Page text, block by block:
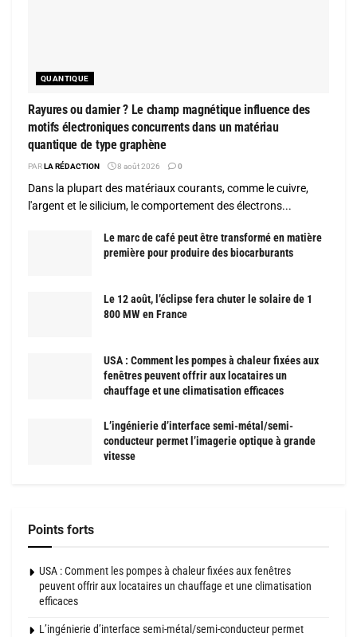
QUANTIQUE
Rayures ou damier ? Le champ magnétique influence des
motifs électroniques concurrents dans un matériau
quantique de type graphène
PARLA RÉDACTION 8 août 2026 0
Dans la plupart des matériaux courants, comme le cuivre,
l'argent et le silicium, le comportement des électrons...
Le marc de café peut être transformé en matière
première pour produire des biocarburants
Le 12 août, l’éclipse fera chuter le solaire de 1
800 MW en France
USA : Comment les pompes à chaleur fixées aux
fenêtres peuvent offrir aux locataires un
chauffage et une climatisation efficaces
L’ingénierie d’interface semi-métal/semi-
conducteur permet l’imagerie optique à grande
vitesse
Points forts
USA : Comment les pompes à chaleur fixées aux fenêtres
peuvent offrir aux locataires un chauffage et une climatisation
efficaces
L’ingénierie d’interface semi-métal/semi-conducteur permet